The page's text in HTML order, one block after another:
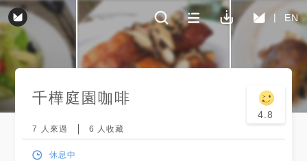
EN
千樺庭園咖啡
4.8
7 人來過 6 人收藏
休息中